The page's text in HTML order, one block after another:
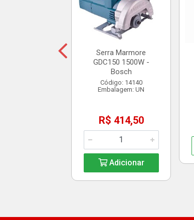
Serra Marmore
GDC150 1500W -
Bosch
Código: 14140
Embalagem: UN
R$ 414,50
Adicionar